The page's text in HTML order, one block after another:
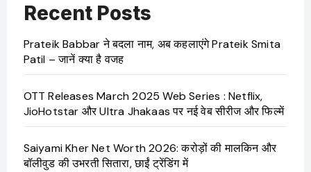
Recent Posts
Prateik Babbar ने बदला नाम, अब कहलाएंगे Prateik Smita
Patil – जानें क्या है वजह
OTT Releases March 2025 Web Series : Netflix,
JioHotstar और Ultra Jhakaas पर नई वेब सीरीज और फिल्में
Saiyami Kher Net Worth 2026: करोड़ों की मालकिन और
बॉलीवुड की उभरती सितारा, छाईं ट्रेंडिंग में